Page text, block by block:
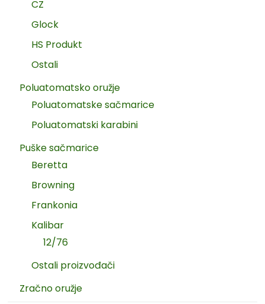
CZ
Glock
HS Produkt
Ostali
Poluatomatsko oružje
Poluatomatske sačmarice
Poluatomatski karabini
Puške sačmarice
Beretta
Browning
Frankonia
Kalibar
12/76
Ostali proizvođači
Zračno oružje